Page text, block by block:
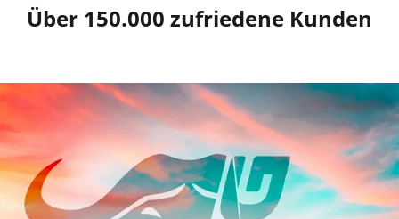
Über 150.000 zufriedene Kunden